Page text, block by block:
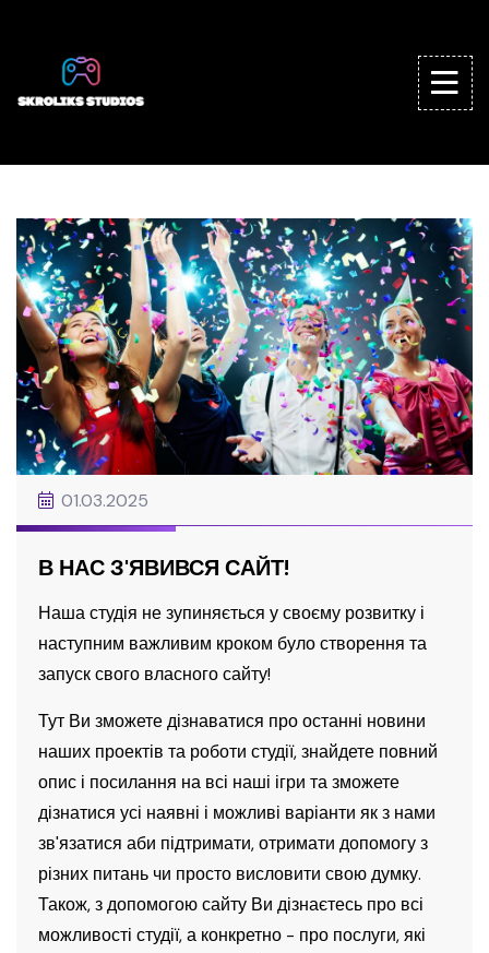
01.03.2025
В НАС З'ЯВИВСЯ САЙТ!
Наша студія не зупиняється у своєму розвитку і
наступним важливим кроком було створення та
запуск свого власного сайту!
Тут Ви зможете дізнаватися про останні новини
наших проектів та роботи студії, знайдете повний
опис і посилання на всі наші ігри та зможете
дізнатися усі наявні і можливі варіанти як з нами
зв'язатися аби підтримати, отримати допомогу з
різних питань чи просто висловити свою думку.
Також, з допомогою сайту Ви дізнаєтесь про всі
можливості студії, а конкретно - про послуги, які